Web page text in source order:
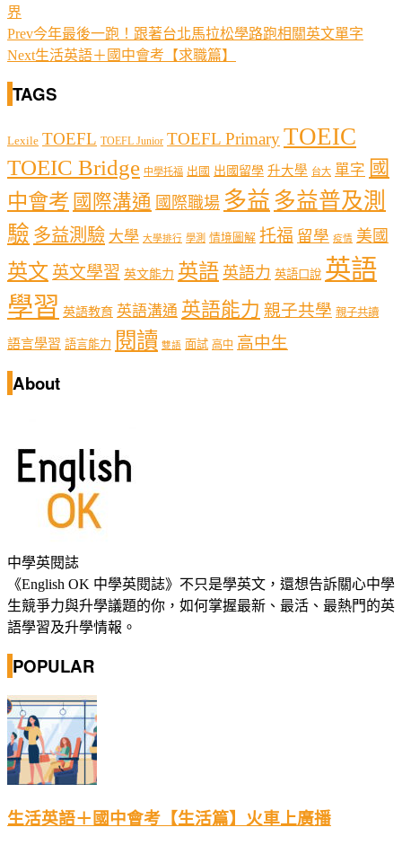
界
Prev今年最後一跑！跟著台北馬拉松學路跑相關英文單字
Next生活英語＋國中會考【求職篇】
TAGS
Lexile TOEFL TOEFL Junior TOEFL PrimaryTOEIC
TOEIC Bridge 中學托福 出國 出國留學 升大學 台大 單字 國
中會考 國際溝通 國際職場 多益 多益普及測
驗 多益測驗 大學 大學排行 學測 情境圖解 托福 留學 疫情 美國
英文 英文學習 英文能力 英語 英語力 英語口說 英語
學習 英語教育 英語溝通 英語能力 親子共學 親子共讀
語言學習 語言能力 閱讀 雙語 面試 高中 高中生
About
中學英閱誌
《English OK 中學英閱誌》不只是學英文，還想告訴關心中學
生競爭力與升學議題的你，如何掌握最新、最活、最熱門的英
語學習及升學情報。
POPULAR
生活英語＋國中會考【生活篇】火車上廣播